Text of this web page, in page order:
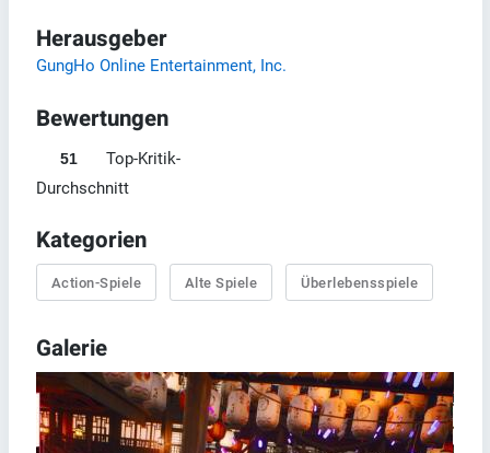
Herausgeber
GungHo Online Entertainment, Inc.
Bewertungen
51
Top-Kritik-
Durchschnitt
Kategorien
Action-Spiele Alte Spiele Überlebensspiele
Galerie